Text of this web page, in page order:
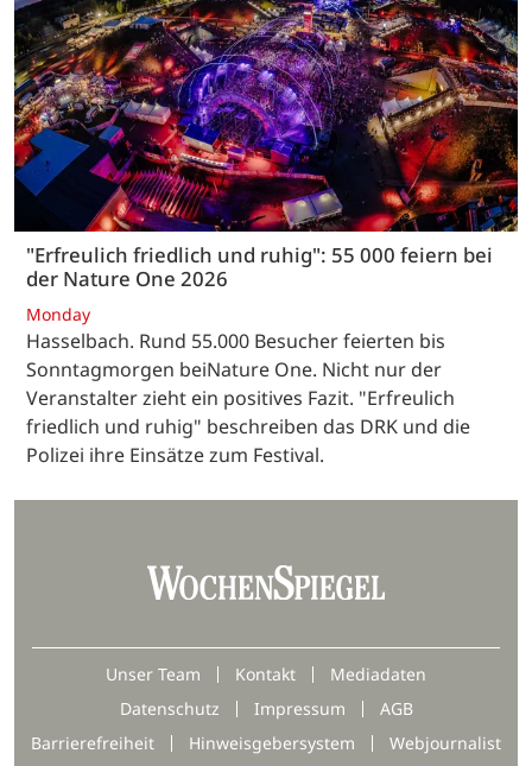
"Erfreulich friedlich und ruhig": 55 000 feiern bei
der Nature One 2026
Monday
Hasselbach. Rund 55.000 Besucher feierten bis
Sonntagmorgen beiNature One. Nicht nur der
Veranstalter zieht ein positives Fazit. "Erfreulich
friedlich und ruhig" beschreiben das DRK und die
Polizei ihre Einsätze zum Festival.
Unser Team Kontakt
Mediadaten
Datenschutz
Impressum
AGB
Barrierefreiheit
Hinweisgebersystem Webjournalist